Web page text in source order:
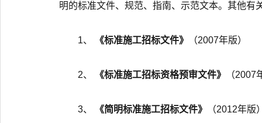
明的标准文件、规范、指南、示范文本。其他
1、 《标准施工招标文件》 （2007年版）
2、 《标准施工招标资格预审文件》 （2007
3、 《简明标准施工招标文件》 （2012年版